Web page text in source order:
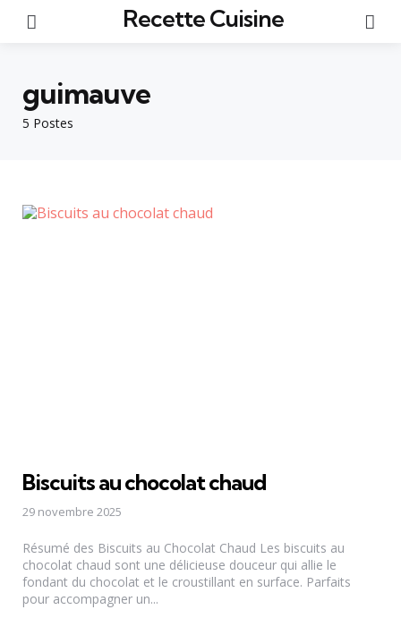
Recette Cuisine
5 Postes
guimauve
Biscuits au chocolat chaud
29 novembre 2025
Résumé des Biscuits au Chocolat Chaud Les biscuits au
chocolat chaud sont une délicieuse douceur qui allie le
fondant du chocolat et le croustillant en surface. Parfaits
pour accompagner un...